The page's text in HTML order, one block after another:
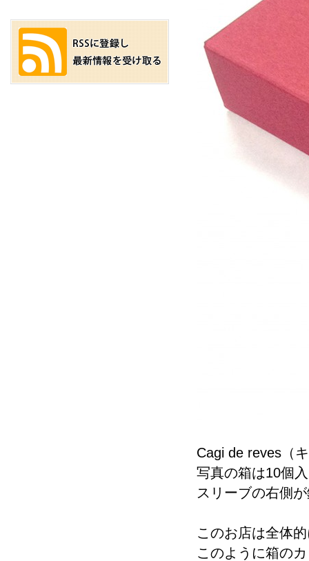
Cagi de reves（
写真の箱は10個
スリーブの右側
このお店は全体
このように箱の